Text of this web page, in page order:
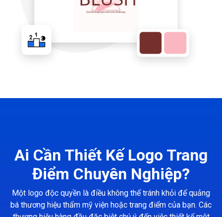
Ai Cần Thiết Kế Logo Trang
Điểm Chuyên Nghiệp?
Một logo độc quyền là điều không thể tránh khỏi để quảng
bá thương hiệu thẩm mỹ viện hoặc trang điểm của bạn. Các